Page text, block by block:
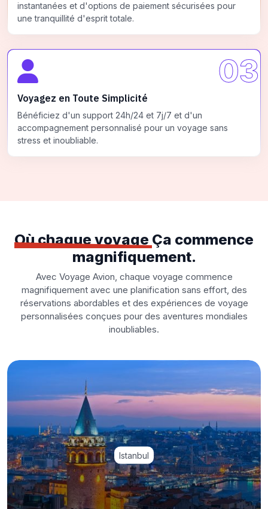
instantanées et d'options de paiement sécurisées pour
une tranquillité d'esprit totale.
03
Voyagez en Toute Simplicité
Bénéficiez d'un support 24h/24 et 7j/7 et d'un
accompagnement personnalisé pour un voyage sans
stress et inoubliable.
Où chaque voyage Ça commence
magnifiquement.
Avec Voyage Avion, chaque voyage commence
magnifiquement avec une planification sans effort, des
réservations abordables et des expériences de voyage
personnalisées conçues pour des aventures mondiales
inoubliables.
Istanbul